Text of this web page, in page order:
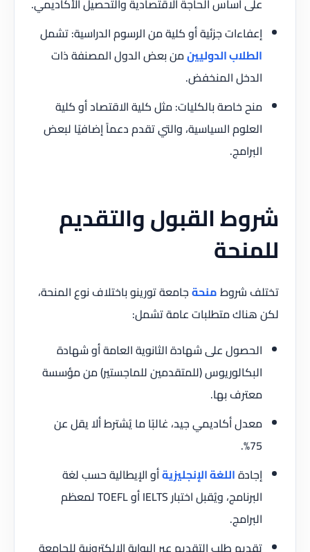
إعفاءات جزئية أو كلية من الرسوم الدراسية: تشمل
الطلاب الدوليينمن بعض الدول المصنفة ذات
الدخل المنخفض.
منح خاصة بالكليات: مثل كلية الاقتصاد أو كلية
العلوم السياسية، والتي تقدم دعماً إضافيًا لبعض
البرامج.
شروط القبول والتقديم
للمنحة
تختلف شروطمنحةجامعة تورينو باختلاف نوع المنحة،
لكن هناك متطلبات عامة تشمل:
الحصول على شهادة الثانوية العامة أو شهادة
البكالوريوس (للمتقدمين للماجستير) من مؤسسة
معترف بها.
معدل أكاديمي جيد، غالبًا ما يُشترط ألا يقل عن
75%.
إجادةاللغة الإنجليزيةأو الإيطالية حسب لغة
البرنامج، ويُقبل اختبار IELTS أو TOEFL لمعظم
البرامج.
تقديم طلب التقديم عبر البوابة الإلكترونية للجامعة